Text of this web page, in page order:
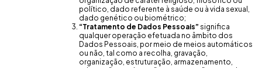
político, dado referente à saúde ou à vida sexual,
dado genético ou biométrico;
“Tratamento de Dados Pessoais” significa
qualquer operação efetuada no âmbito dos
Dados Pessoais, por meio de meios automáticos
ou não, tal como a recolha, gravação,
organização, estruturação, armazenamento,